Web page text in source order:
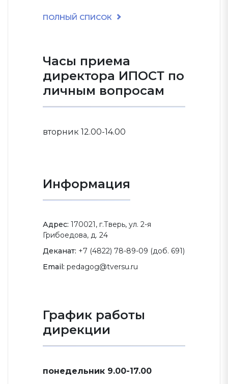
ПОЛНЫЙ СПИСОК
Часы приема
директора ИПОСТ по
личным вопросам
вторник 12.00-14.00
Информация
Адрес: 170021, г.Тверь, ул. 2-я
Грибоедова, д. 24
Деканат: +7 (4822) 78-89-09 (доб. 691)
Email: pedagog@tversu.ru
График работы
дирекции
понедельник 9.00-17.00